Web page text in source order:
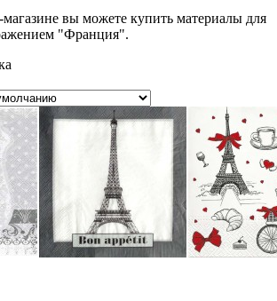
вы можете купить материалы для
"Франция".